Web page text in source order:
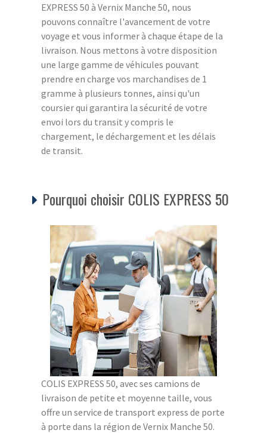
EXPRESS 50 à Vernix Manche 50, nous
pouvons connaître l'avancement de votre
voyage et vous informer à chaque étape de la
livraison. Nous mettons à votre disposition
une large gamme de véhicules pouvant
prendre en charge vos marchandises de 1
gramme à plusieurs tonnes, ainsi qu'un
coursier qui garantira la sécurité de votre
envoi lors du transit y compris le
chargement, le déchargement et les délais
de transit.
Pourquoi choisir COLIS EXPRESS 50
COLIS EXPRESS 50, avec ses camions de
livraison de petite et moyenne taille, vous
offre un service de transport express de porte
à porte dans la région de Vernix Manche 50.